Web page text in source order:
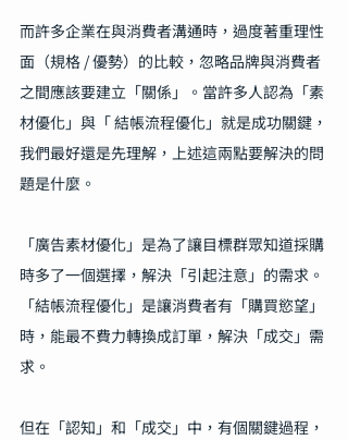
而許多企業在與消費者溝通時，過度著重理性
面（規格 / 優勢）的比較，忽略品牌與消費者
之間應該要建立「關係」。當許多人認為「素
材優化」與「 結帳流程優化」就是成功關鍵，
我們最好還是先理解，上述這兩點要解決的問
題是什麼。
「廣告素材優化」是為了讓目標群眾知道採購
時多了一個選擇，解決「引起注意」的需求。
「結帳流程優化」是讓消費者有「購買慾望」
時，能最不費力轉換成訂單，解決「成交」需
求。
但在「認知」和「成交」中，有個關鍵過程，